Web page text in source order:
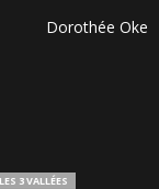
Dorothée Oke
LES 3 VALLÉES